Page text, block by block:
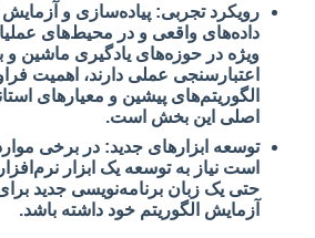
رویکرد تجربی: پیاده‌سازی و آزمایش
داده‌های واقعی و در محیط‌های عملیاتی.
ویژه در حوزه‌های یادگیری ماشین و
اعتبارسنجی عملی دارند، اهمیت
الگوریتم‌های پیشین و معیارهای
اصلی این بخش است.
توسعه ابزارهای جدید:در برخی موارد،
است نیاز به توسعه یک ابزار نرم‌افزاری،
حتی یک زبان برنامه‌نویسی جدید برای
آزمایش الگوریتم خود داشته باشد.